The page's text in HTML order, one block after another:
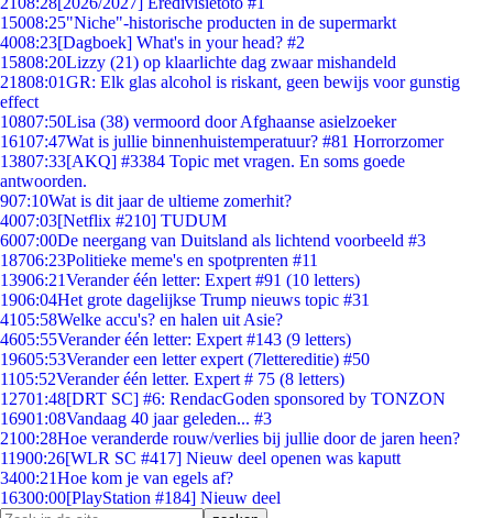
15008:25"Niche"-historische producten in de supermarkt
4008:23[Dagboek] What's in your head? #2
15808:20Lizzy (21) op klaarlichte dag zwaar mishandeld
21808:01GR: Elk glas alcohol is riskant, geen bewijs voor gunstig
effect
10807:50Lisa (38) vermoord door Afghaanse asielzoeker
16107:47Wat is jullie binnenhuistemperatuur? #81 Horrorzomer
13807:33[AKQ] #3384 Topic met vragen. En soms goede
antwoorden.
907:10Wat is dit jaar de ultieme zomerhit?
4007:03[Netflix #210] TUDUM
6007:00De neergang van Duitsland als lichtend voorbeeld #3
18706:23Politieke meme's en spotprenten #11
13906:21Verander één letter: Expert #91 (10 letters)
1906:04Het grote dagelijkse Trump nieuws topic #31
4105:58Welke accu's? en halen uit Asie?
4605:55Verander één letter: Expert #143 (9 letters)
19605:53Verander een letter expert (7lettereditie) #50
1105:52Verander één letter. Expert # 75 (8 letters)
12701:48[DRT SC] #6: RendacGoden sponsored by TONZON
16901:08Vandaag 40 jaar geleden... #3
2100:28Hoe veranderde rouw/verlies bij jullie door de jaren heen?
11900:26[WLR SC #417] Nieuw deel openen was kaputt
3400:21Hoe kom je van egels af?
16300:00[PlayStation #184] Nieuw deel